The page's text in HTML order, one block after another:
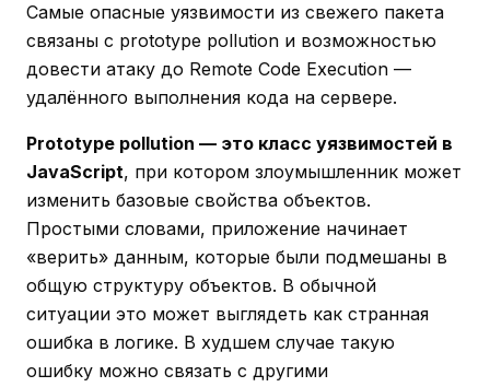
Самые опасные уязвимости из свежего пакета
связаны с prototype pollution и возможностью
довести атаку до Remote Code Execution —
удалённого выполнения кода на сервере.
Prototype pollution — это класс уязвимостей в
JavaScript, при котором злоумышленник может
изменить базовые свойства объектов.
Простыми словами, приложение начинает
«верить» данным, которые были подмешаны в
общую структуру объектов. В обычной
ситуации это может выглядеть как странная
ошибка в логике. В худшем случае такую
ошибку можно связать с другими